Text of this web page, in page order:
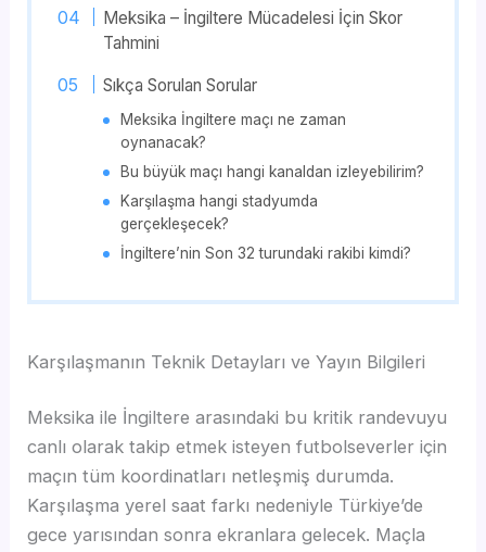
Meksika – İngiltere Mücadelesi İçin Skor
Tahmini
Sıkça Sorulan Sorular
Meksika İngiltere maçı ne zaman
oynanacak?
Bu büyük maçı hangi kanaldan izleyebilirim?
Karşılaşma hangi stadyumda
gerçekleşecek?
İngiltere’nin Son 32 turundaki rakibi kimdi?
Karşılaşmanın Teknik Detayları ve Yayın Bilgileri
Meksika ile İngiltere arasındaki bu kritik randevuyu
canlı olarak takip etmek isteyen futbolseverler için
maçın tüm koordinatları netleşmiş durumda.
Karşılaşma yerel saat farkı nedeniyle Türkiye’de
gece yarısından sonra ekranlara gelecek. Maçla